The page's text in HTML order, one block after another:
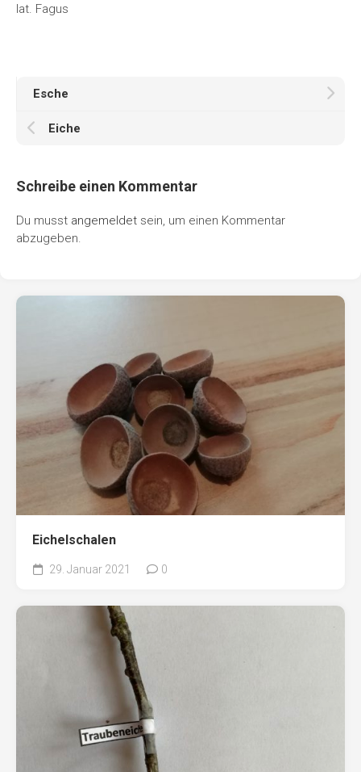
lat. Fagus
Esche
Eiche
Schreibe einen Kommentar
Du musst angemeldet sein, um einen Kommentar
abzugeben.
Eichelschalen
29. Januar 2021 0